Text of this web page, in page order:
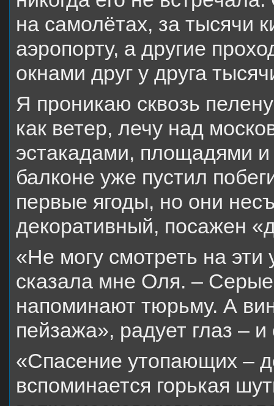
на самолётах, за тысячи
аэропорту, а другие
окнами друг у друга
Я проникаю сквозь
как ветер, лечу над
эстакадами, площадями
балконе уже пустил
первые ягоды, но они
декоративный, посажен
«Не могу смотреть на
сказала мне Оля. –
напоминают тюрьму. А
пейзажа», радует глаз –
«Спасение утопающих –
вспоминается горькая